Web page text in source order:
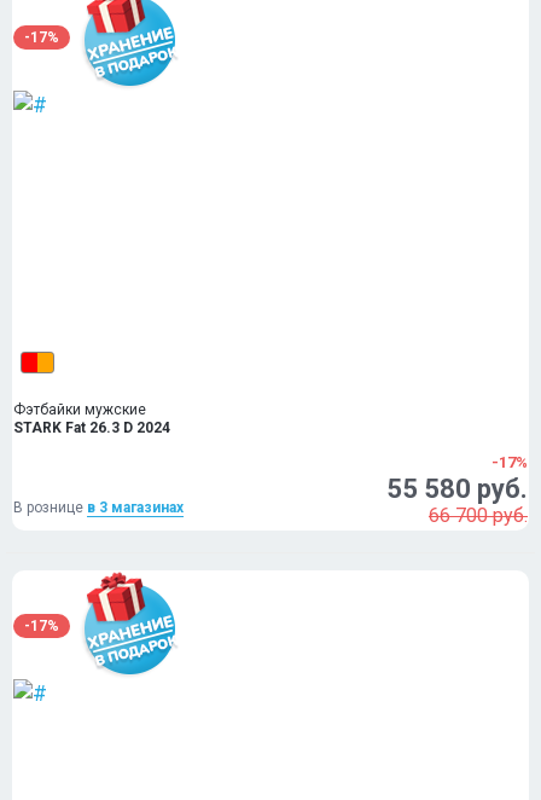
-17%
Фэтбайки мужские
STARK Fat 26.3 D 2024
В рознице в 3 магазинах
-17%
55 580 руб.
66 700 руб.
-17%